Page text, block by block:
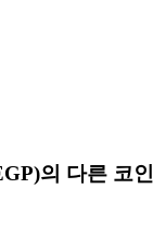
의 다른 코인